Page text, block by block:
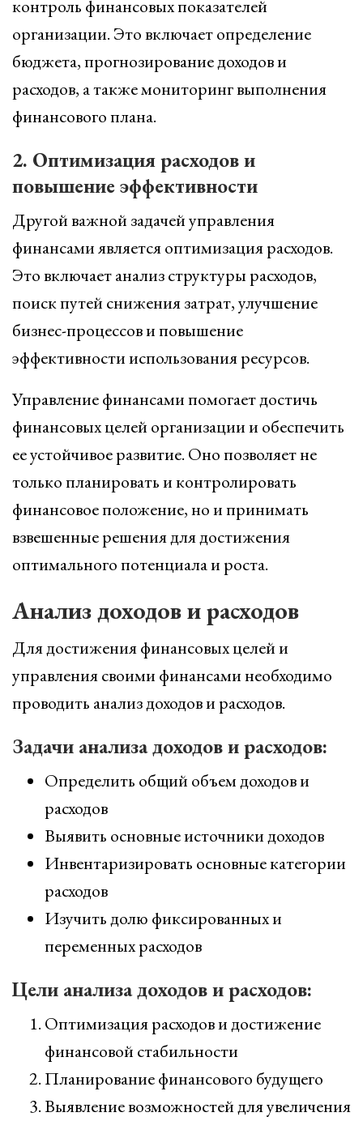
контроль финансовых показателей
организации. Это включает определение
бюджета, прогнозирование доходов и
расходов, а также мониторинг выполнения
финансового плана.
2. Оптимизация расходов и
повышение эффективности
Другой важной задачей управления
финансами является оптимизация расходов.
Это включает анализ структуры расходов,
поиск путей снижения затрат, улучшение
бизнес-процессов и повышение
эффективности использования ресурсов.
Управление финансами помогает достичь
финансовых целей организации и обеспечить
ее устойчивое развитие. Оно позволяет не
только планировать и контролировать
финансовое положение, но и принимать
взвешенные решения для достижения
оптимального потенциала и роста.
Анализ доходов и расходов
Для достижения финансовых целей и
управления своими финансами необходимо
проводить анализ доходов и расходов.
Задачи анализа доходов и расходов:
Определить общий объем доходов и
расходов
Выявить основные источники доходов
Инвентаризировать основные категории
расходов
Изучить долю фиксированных и
переменных расходов
Цели анализа доходов и расходов:
Оптимизация расходов и достижение
финансовой стабильности
Планирование финансового будущего
Выявление возможностей для увеличения